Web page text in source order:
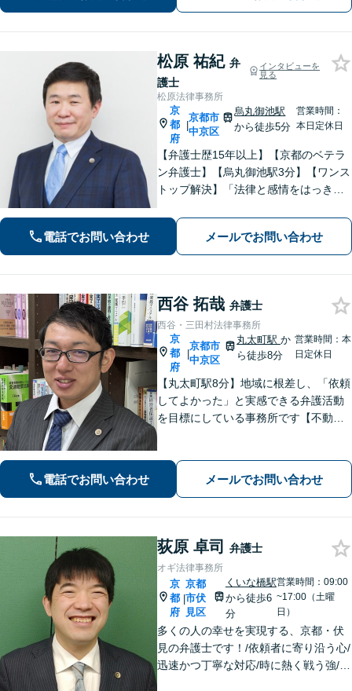
松原 祐紀 弁
護士
インタビューを
見る
松原法律事務所
京
都
府
|
京都市
中京区
烏丸御池駅
から徒歩5分
営業時間：
本日定休日
【弁護士歴15年以上】【京都のベテラ
ン弁護士】【烏丸御池駅3分】【ワンス
トップ解決】「法律と感情をはっきり
問題、新型コロナが原因の借金、不動
産問題なども幅広く対応【女性弁護士
も在籍】【初回相談30分無料】
電話でお問い合わせ メールでお問い合わせ
西谷 拓哉 弁護士
西谷・三田村法律事務所
京
都
府
|
京都市
中京区
丸太町駅か
ら徒歩8分
営業時間：本
日定休日
【丸太町駅8分】地域に根差し、「依頼
してよかった」と実感できる弁護活動
を目標にしている事務所です【不動
続・遺言】相談者さまに寄り添い、円
滑な相続を目指します
電話でお問い合わせ メールでお問い合わせ
荻原 卓司 弁護士
オギ法律事務所
京
都
府
|
京都
市伏
見区
くいな橋駅
から徒歩6
分
営業時間：09:00
~17:00（土曜
日）
多くの人の幸せを実現する、京都・伏
見の弁護士です！/依頼者に寄り沿う心/
迅速かつ丁寧な対応/時に熱く戦う強/解